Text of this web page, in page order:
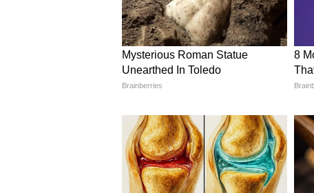
लाइसेंस भी मिश्रा के नाम पर ही जारी
तरह इस्तेमाल किया जा रहा था।
कर रही है।
कोर्ट में पेशी और दिल्ली सरकार
आरोपी लवकेश बजाज को आज दोपहर
से उसकी 3-4 दिनों की रिमांड की मांग